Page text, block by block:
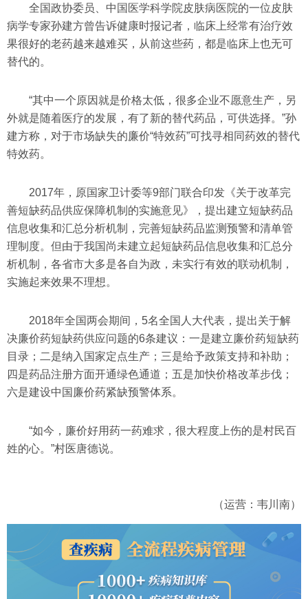
全国政协委员、中国医学科学院皮肤病医院的一位皮肤
病学专家孙建方曾告诉健康时报记者，临床上经常有治疗效
果很好的老药越来越难买，从前这些药，都是临床上也无可
替代的。
“其中一个原因就是价格太低，很多企业不愿意生产，另
外就是随着医疗的发展，有了新的替代药品，可供选择。”孙
建方称，对于市场缺失的廉价“特效药”可找寻相同药效的替代
特效药。
2017年，原国家卫计委等9部门联合印发《关于改革完
善短缺药品供应保障机制的实施意见》，提出建立短缺药品
信息收集和汇总分析机制，完善短缺药品监测预警和清单管
理制度。但由于我国尚未建立起短缺药品信息收集和汇总分
析机制，各省市大多是各自为政，未实行有效的联动机制，
实施起来效果不理想。
2018年全国两会期间，5名全国人大代表，提出关于解
决廉价药短缺药供应问题的6条建议：一是建立廉价药短缺药
目录；二是纳入国家定点生产；三是给予政策支持和补助；
四是药品注册方面开通绿色通道；五是加快价格改革步伐；
六是建设中国廉价药紧缺预警体系。
“如今，廉价好用药一药难求，很大程度上伤的是村民百
姓的心。”村医唐德说。
（运营：韦川南）